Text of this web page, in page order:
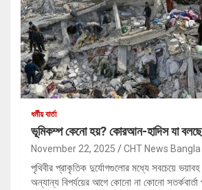
ধর্মীয় বার্তা
ভূমিকম্প কেনো হয়? কোরআন-হাদিস যা বলছে
November 22, 2025 CHT News Bangla
পৃথিবীর প্রাকৃতিক দুর্যোগগুলোর মধ্যে সবচেয়ে
অন্যান্য বিপর্যয়ের আগে কোনো না কোনো সতর্কবার্তা